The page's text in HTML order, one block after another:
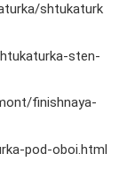
shtukaturk
sten-
finishnaya-
pod-oboi.html